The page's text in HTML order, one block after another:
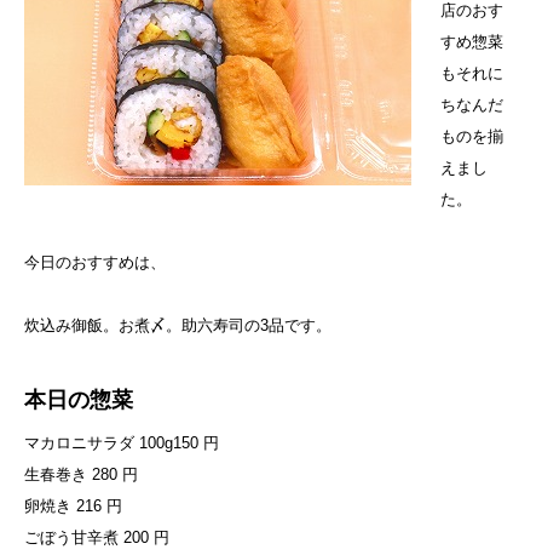
店のおす
すめ惣菜
もそれに
ちなんだ
ものを揃
えまし
た。
今日のおすすめは、
炊込み御飯。お煮〆。助六寿司の3品です。
本日の惣菜
マカロニサラダ 100g150 円
生春巻き 280 円
卵焼き 216 円
ごぼう甘辛煮 200 円